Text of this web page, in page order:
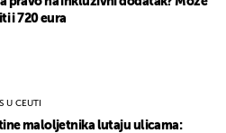
i 720 eura
U CEUTI
maloljetnika lutaju ulicama: